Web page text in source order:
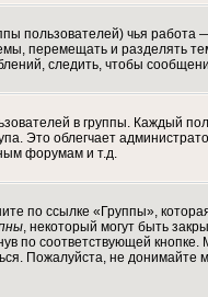
пользователей) чья
перемещать и разделять
следить, чтобы
в группы. Каждый
Это облегчает
форумам и т.д.
по ссылке «Группы»,
, некоторый могут быть
по соответствующей
Пожалуйста, не